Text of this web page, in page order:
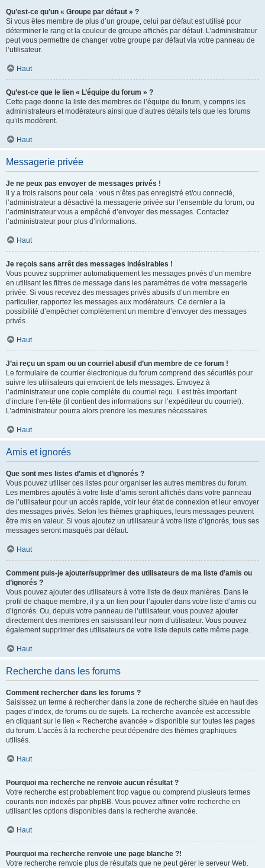
Qu’est-ce qu’un « Groupe par défaut » ?
Si vous êtes membre de plus d’un groupe, celui par défaut est utilisé pour
déterminer le rang et la couleur de groupe affichés par défaut. L’administrateur
peut vous permettre de changer votre groupe par défaut via votre panneau de
l’utilisateur.
Haut
Qu’est-ce que le lien « L’équipe du forum » ?
Cette page donne la liste des membres de l’équipe du forum, y compris les
administrateurs et modérateurs ainsi que d’autres détails tels que les forums
qu’ils modèrent.
Haut
Messagerie privée
Je ne peux pas envoyer de messages privés !
Il y a trois raisons pour cela : vous n’êtes pas enregistré et/ou connecté,
l’administrateur a désactivé la messagerie privée sur l’ensemble du forum, ou
l’administrateur vous a empêché d’envoyer des messages. Contactez
l’administrateur pour plus d’informations.
Haut
Je reçois sans arrêt des messages indésirables !
Vous pouvez supprimer automatiquement les messages privés d’un membre
en utilisant les filtres de message dans les paramètres de votre messagerie
privée. Si vous recevez des messages privés abusifs d’un membre en
particulier, rapportez les messages aux modérateurs. Ce dernier a la
possibilité d’empêcher complètement un membre d’envoyer des messages
privés.
Haut
J’ai reçu un spam ou un courriel abusif d’un membre de ce forum !
Le formulaire de courrier électronique du forum comprend des sécurités pour
suivre les utilisateurs qui envoient de tels messages. Envoyez à
l’administrateur une copie complète du courriel reçu. Il est très important
d’inclure l’en-tête (il contient des informations sur l’expéditeur du courriel).
L’administrateur pourra alors prendre les mesures nécessaires.
Haut
Amis et ignorés
Que sont mes listes d’amis et d’ignorés ?
Vous pouvez utiliser ces listes pour organiser les autres membres du forum.
Les membres ajoutés à votre liste d’amis seront affichés dans votre panneau
de l’utilisateur pour un accès rapide, voir leur état de connexion et leur envoyer
des messages privés. Selon les thèmes graphiques, leurs messages peuvent
être mis en valeur. Si vous ajoutez un utilisateur à votre liste d’ignorés, tous ses
messages seront masqués par défaut.
Haut
Comment puis-je ajouter/supprimer des utilisateurs de ma liste d’amis ou
d’ignorés ?
Vous pouvez ajouter des utilisateurs à votre liste de deux manières. Dans le
profil de chaque membre, il y a un lien pour l’ajouter dans votre liste d’amis ou
d’ignorés. Ou, depuis votre panneau de l’utilisateur, vous pouvez ajouter
directement des membres en saisissant leur nom d’utilisateur. Vous pouvez
également supprimer des utilisateurs de votre liste depuis cette même page.
Haut
Recherche dans les forums
Comment rechercher dans les forums ?
Saisissez un terme à rechercher dans la zone de recherche située en haut des
pages d’index, de forums ou de sujets. La recherche avancée est accessible
en cliquant sur le lien « Recherche avancée » disponible sur toutes les pages
du forum. L’accès à la recherche peut dépendre des thèmes graphiques
utilisés.
Haut
Pourquoi ma recherche ne renvoie aucun résultat ?
Votre recherche est probablement trop vague ou comprend plusieurs termes
courants non indexés par phpBB. Vous pouvez affiner votre recherche en
utilisant les options disponibles dans la recherche avancée.
Haut
Pourquoi ma recherche renvoie une page blanche ?!
Votre recherche renvoie plus de résultats que ne peut gérer le serveur Web.